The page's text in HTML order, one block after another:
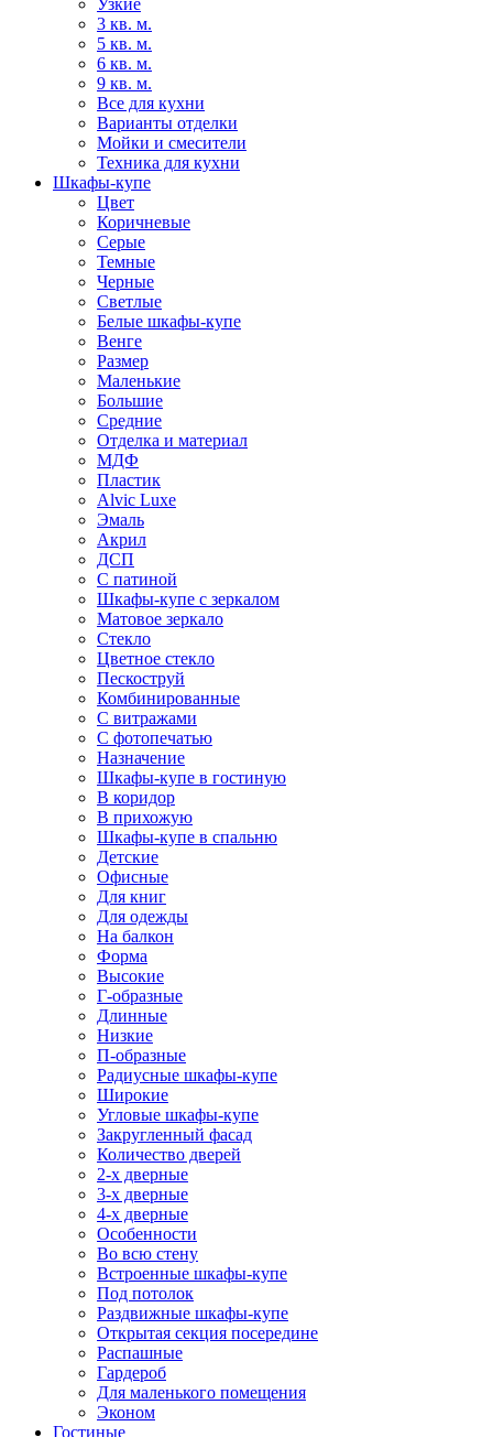
Узкие
3 кв. м.
5 кв. м.
6 кв. м.
9 кв. м.
Все для кухни
Варианты отделки
Мойки и смесители
Техника для кухни
Шкафы-купе
Цвет
Коричневые
Серые
Темные
Черные
Светлые
Белые шкафы-купе
Венге
Размер
Маленькие
Большие
Средние
Отделка и материал
МДФ
Пластик
Alvic Luxe
Эмаль
Акрил
ДСП
С патиной
Шкафы-купе с зеркалом
Матовое зеркало
Стекло
Цветное стекло
Пескоструй
Комбинированные
С витражами
С фотопечатью
Назначение
Шкафы-купе в гостиную
В коридор
В прихожую
Шкафы-купе в спальню
Детские
Офисные
Для книг
Для одежды
На балкон
Форма
Высокие
Г-образные
Длинные
Низкие
П-образные
Радиусные шкафы-купе
Широкие
Угловые шкафы-купе
Закругленный фасад
Количество дверей
2-х дверные
3-х дверные
4-х дверные
Особенности
Во всю стену
Встроенные шкафы-купе
Под потолок
Раздвижные шкафы-купе
Открытая секция посередине
Распашные
Гардероб
Для маленького помещения
Эконом
Гостиные